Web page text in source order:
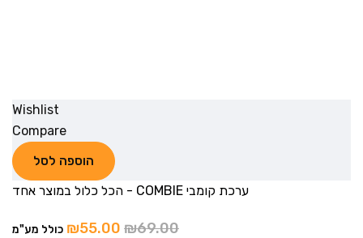
Wishlist
Compare
הוספה לסל
ערכת קומבי COMBIE - הכל כלול במוצר אחד
₪69.00
₪55.00 כולל מע"מ